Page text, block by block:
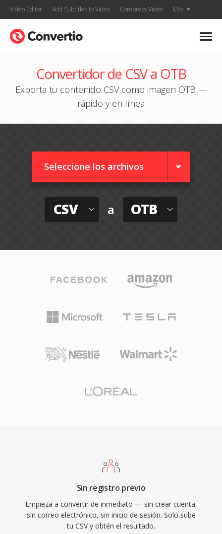
Video Editor Add Subtitles to Video Compress Video Más
Convertidor de CSV a OTB
Exporta tu contenido CSV como imagen OTB —
rápido y en línea
Seleccione los archivos
CSV a OTB
Sin registro previo
Empieza a convertir de inmediato — sin crear cuenta,
sin correo electrónico, sin inicio de sesión. Solo sube
tu CSV y obtén el resultado.